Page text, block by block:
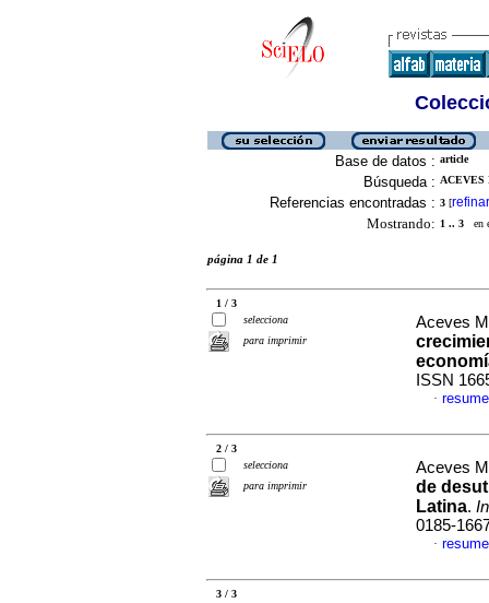
Base de datos : article
Búsqueda :
Referencias encontradas : 3 [refinar
Mostrando: 1 .. 3 en
página 1 de 1
1 / 3
selecciona
para imprimir
Aceves
ISSN
·
2 / 3
selecciona
para imprimir
Aceves
de
Latina.
0185-
·
3 / 3